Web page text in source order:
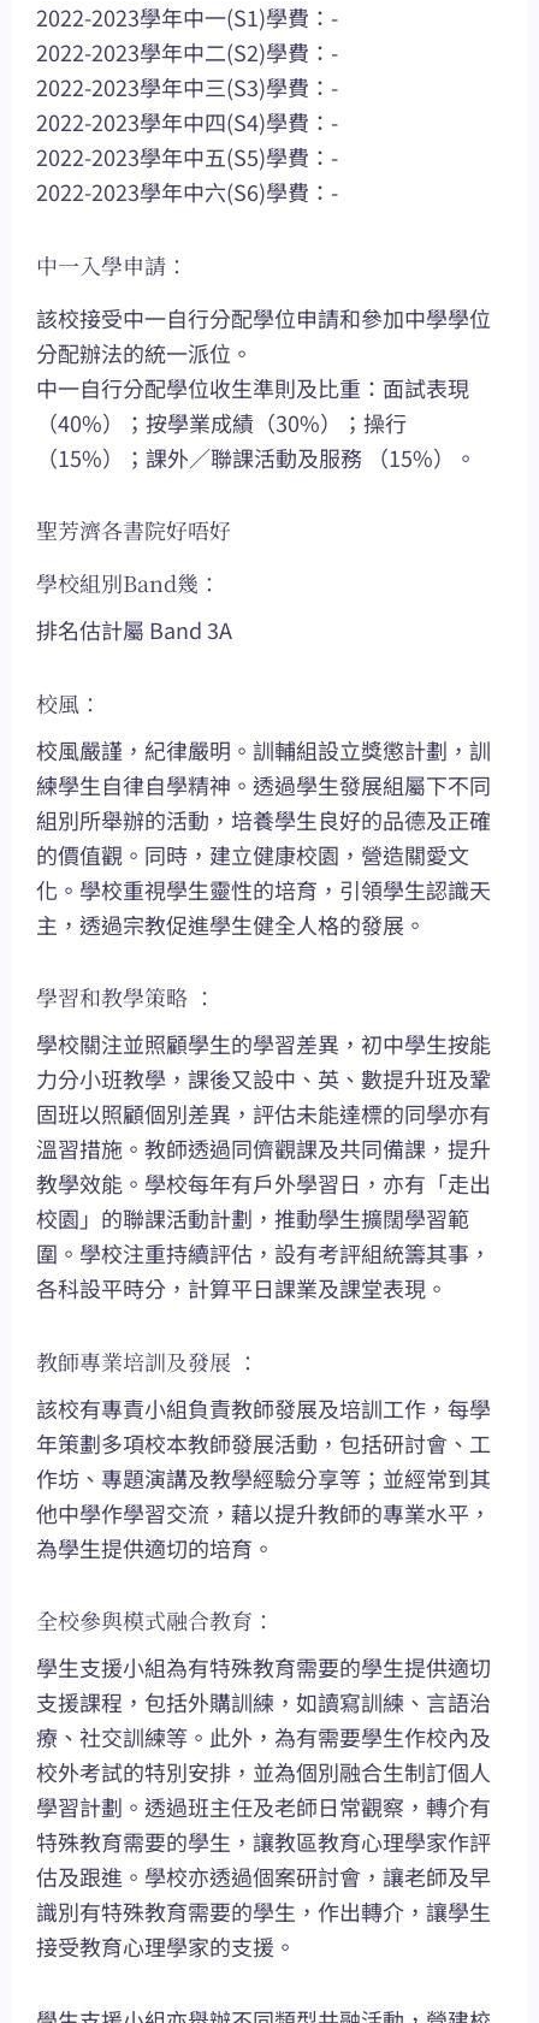
2022-2023學年中一(S1)學費：-
2022-2023學年中二(S2)學費：-
2022-2023學年中三(S3)學費：-
2022-2023學年中四(S4)學費：-
2022-2023學年中五(S5)學費：-
2022-2023學年中六(S6)學費：-
中一入學申請：
該校接受中一自行分配學位申請和參加中學學位
分配辦法的統一派位。
中一自行分配學位收生準則及比重：面試表現
（40%）；按學業成績（30%）；操行
（15%）；課外／聯課活動及服務 （15%）。
聖芳濟各書院好唔好
學校組別Band幾：
排名估計屬 Band 3A
校風：
校風嚴謹，紀律嚴明。訓輔組設立獎懲計劃，訓
練學生自律自學精神。透過學生發展組屬下不同
組別所舉辦的活動，培養學生良好的品德及正確
的價值觀。同時，建立健康校園，營造關愛文
化。學校重視學生靈性的培育，引領學生認識天
主，透過宗教促進學生健全人格的發展。
學習和教學策略 ：
學校關注並照顧學生的學習差異，初中學生按能
力分小班教學，課後又設中、英、數提升班及鞏
固班以照顧個別差異，評估未能達標的同學亦有
溫習措施。教師透過同儕觀課及共同備課，提升
教學效能。學校每年有戶外學習日，亦有「走出
校園」的聯課活動計劃，推動學生擴闊學習範
圍。學校注重持續評估，設有考評組統籌其事，
各科設平時分，計算平日課業及課堂表現。
教師專業培訓及發展 ：
該校有專責小組負責教師發展及培訓工作，每學
年策劃多項校本教師發展活動，包括研討會、工
作坊、專題演講及教學經驗分享等；並經常到其
他中學作學習交流，藉以提升教師的專業水平，
為學生提供適切的培育。
全校參與模式融合教育：
學生支援小組為有特殊教育需要的學生提供適切
支援課程，包括外購訓練，如讀寫訓練、言語治
療、社交訓練等。此外，為有需要學生作校內及
校外考試的特別安排，並為個別融合生制訂個人
學習計劃。透過班主任及老師日常觀察，轉介有
特殊教育需要的學生，讓教區教育心理學家作評
估及跟進。學校亦透過個案研討會，讓老師及早
識別有特殊教育需要的學生，作出轉介，讓學生
接受教育心理學家的支援。